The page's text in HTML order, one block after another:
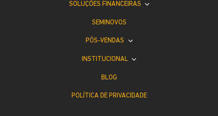
SOLUÇÕES FINANCEIRAS
SEMINOVOS
PÓS-VENDAS
INSTITUCIONAL
BLOG
POLÍTICA DE PRIVACIDADE